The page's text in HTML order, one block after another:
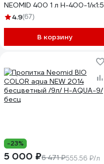
NEOMID 400 1 л Н-400-1/к1:5
4.9(67)
В корзину
-23%
5 000 ₽6 471 ₽555.56 ₽/л